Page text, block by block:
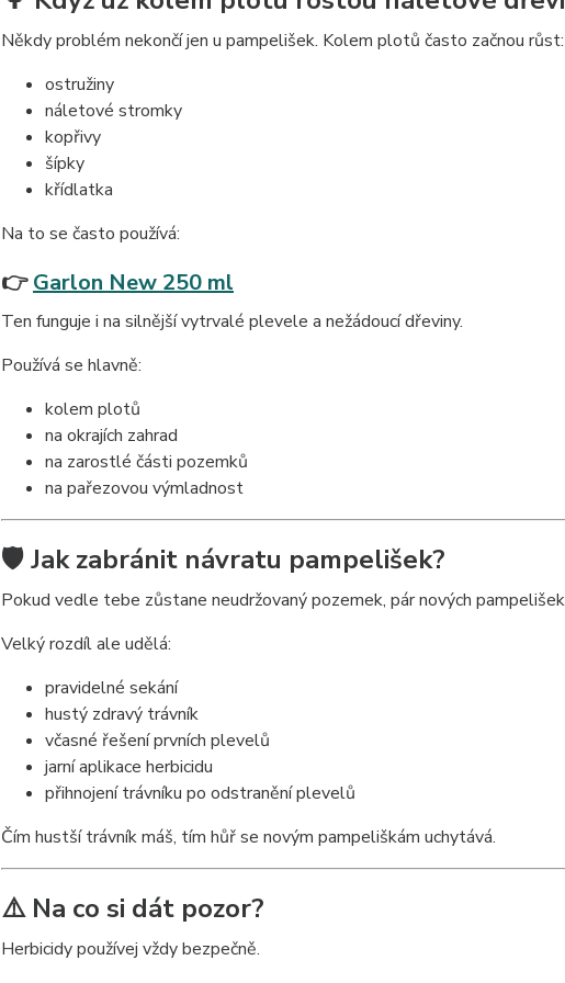
Někdy problém nekončí jen u pampelišek. Kolem plotů často začnou růst:
ostružiny
náletové stromky
kopřivy
šípky
křídlatka
Na to se často používá:
👉Garlon New 250 ml
Ten funguje i na silnější vytrvalé plevele a nežádoucí dřeviny.
Používá se hlavně:
kolem plotů
na okrajích zahrad
na zarostlé části pozemků
na pařezovou výmladnost
🛡️ Jak zabránit návratu pampelišek?
Pokud vedle tebe zůstane neudržovaný pozemek, pár nových
Velký rozdíl ale udělá:
pravidelné sekání
hustý zdravý trávník
včasné řešení prvních plevelů
jarní aplikace herbicidu
přihnojení trávníku po odstranění plevelů
Čím hustší trávník máš, tím hůř se novým pampeliškám uchytává.
⚠️ Na co si dát pozor?
Herbicidy používej vždy bezpečně.